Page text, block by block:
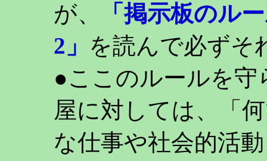
が、
「掲示板のル
2」 を読んで必ずそ
●ここのルールを守
屋に対しては、「
な仕事や社会的活